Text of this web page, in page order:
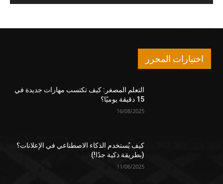
اختيارات المحرر
التعلم المصغر: كيف تكتسب مهارات جديدة في
15 دقيقة يوميًا؟
16/08/2025
كيف يُستخدم الذكاء الاصطناعي في الإعلانات؟
(بطريقة ذكية جدًا!)
11/06/2025